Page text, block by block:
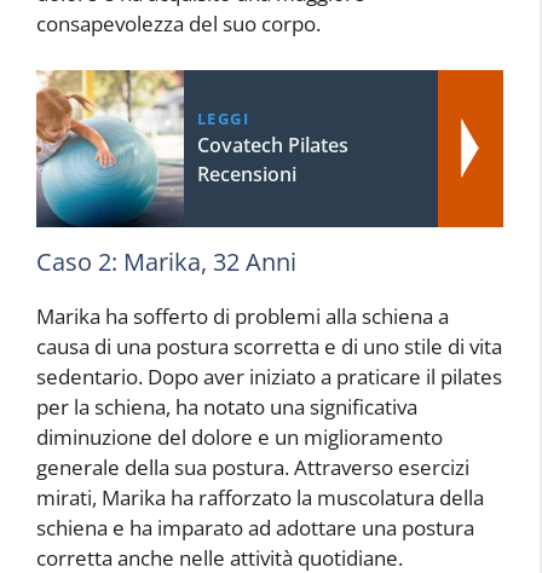
consapevolezza del suo corpo.
LEGGI
Covatech Pilates
Recensioni
Caso 2: Marika, 32 Anni
Marika ha sofferto di problemi alla schiena a
causa di una postura scorretta e di uno stile di vita
sedentario. Dopo aver iniziato a praticare il pilates
per la schiena, ha notato una significativa
diminuzione del dolore e un miglioramento
generale della sua postura. Attraverso esercizi
mirati, Marika ha rafforzato la muscolatura della
schiena e ha imparato ad adottare una postura
corretta anche nelle attività quotidiane.